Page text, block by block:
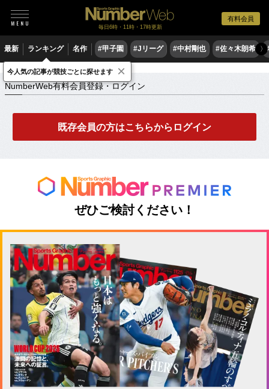
有料会員
毎日6時・11時・17時更新
最新 ランキング 名作 #甲子園 #Jリーグ #中村剛也 #佐々木朗希 〉
NumberWeb有料会員登録・ログイン
NumberWeb有料会員登録・ログイン
既存会員の方はこちらからログイン
ぜひご検討ください！
今人気の記事が競技ごとに探せます ×